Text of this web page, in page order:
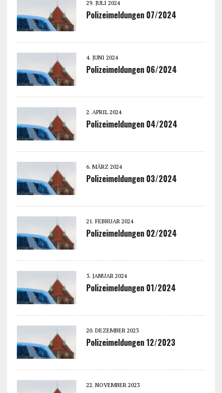
29. JULI 2024
Polizeimeldungen 07/2024
4. JUNI 2024
Polizeimeldungen 06/2024
2. APRIL 2024
Polizeimeldungen 04/2024
6. MÄRZ 2024
Polizeimeldungen 03/2024
21. FEBRUAR 2024
Polizeimeldungen 02/2024
3. JANUAR 2024
Polizeimeldungen 01/2024
20. DEZEMBER 2023
Polizeimeldungen 12/2023
22. NOVEMBER 2023